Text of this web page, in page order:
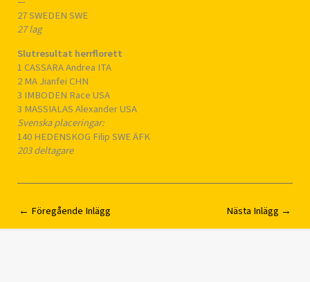
27 SWEDEN SWE
27 lag
Slutresultat herrflorett
1 CASSARA Andrea ITA
2 MA Jianfei CHN
3 IMBODEN Race USA
3 MASSIALAS Alexander USA
Svenska placeringar:
140 HEDENSKOG Filip SWE ÄFK
203 deltagare
← Föregående Inlägg Nästa Inlägg →